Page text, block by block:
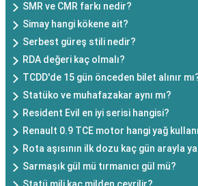
SMR ve CMR farkı nedir?
Simay hangi kökene ait?
Serbest güreş stili nedir?
RDA değeri kaç olmalı?
TCDD'de 15 gün önceden bilet alınır
Statüko ve muhafazakar aynı mı?
Resident Evil en iyi serisi hangisi?
Renault 0.9 TCE motor hangi yağ
Rota aşısının ilk dozu kaç gün arayla
Sarmaşık gül mü tırmanıcı gül mü?